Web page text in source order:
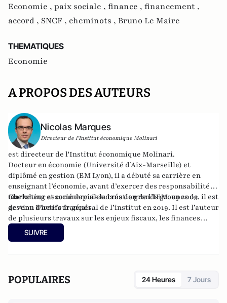
Economie , paix sociale , finance , financement ,
accord , SNCF , cheminots , Bruno Le Maire
THEMATIQUES
Economie
A PROPOS DES AUTEURS
Nicolas Marques
Directeur de l'Institut économique Molinari
est directeur de l'Institut économique Molinari.
Docteur en économie (Université d’Aix-Marseille) et
diplômé en gestion (EM Lyon), il a débuté sa carrière en
enseignant l’économie, avant d’exercer des responsabilités
marketing et commerciales dans de grands groupes de
gestion d’actifs français.
Chercheur associé depuis la création de l’IEM, en 2003, il est
devenu Directeur général de l’institut en 2019. Il est l’auteur
de plusieurs travaux sur les enjeux fiscaux, les finances
publiques, la protection sociale ou la contribution des
entreprises et membre de la Société du Mont Pèlerin.
SUIVRE
POPULAIRES 24 Heures 7 Jours